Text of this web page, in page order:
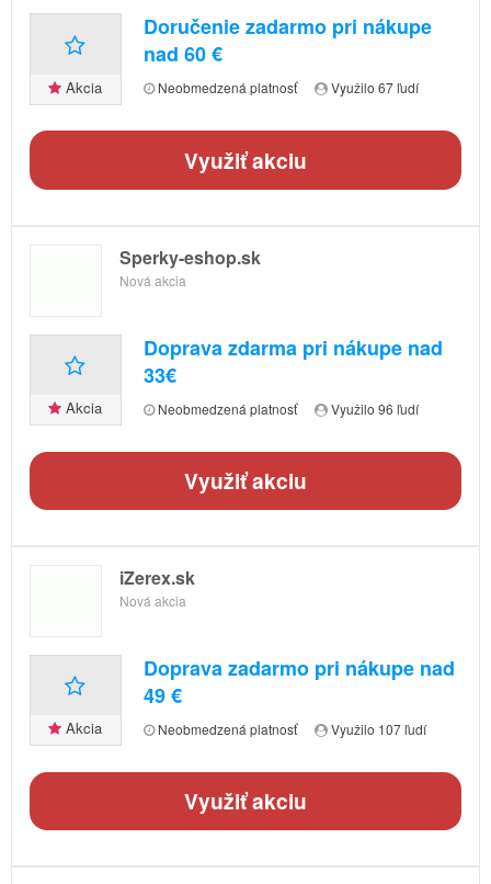
Akcia
Doručenie zadarmo pri nákupe
nad 60 €
Neobmedzená platnosť Využilo 67 ľudí
Využiť akciu
Sperky-eshop.sk
Nová akcia
Akcia
Doprava zdarma pri nákupe nad
33€
Neobmedzená platnosť Využilo 96 ľudí
Využiť akciu
iZerex.sk
Nová akcia
Akcia
Doprava zadarmo pri nákupe nad
49 €
Neobmedzená platnosť Využilo 107 ľudí
Využiť akciu